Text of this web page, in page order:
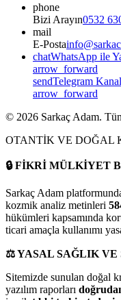
phone
Bizi Arayın0532
mail
E-Posta
chatWhatsApp ile
arrow_forward
sendTelegram
arrow_forward
© 2026 Sarkaç Adam.
OTANTİK VE DOĞAL
🔒FİKRİ MÜLKİYET
Sarkaç Adam
kozmik analiz metinleri
hükümleri kapsamında
ticari amaçla kullanımı
⚖️YASAL SAĞLIK VE
Sitemizde sunulan doğal
yazılım raporları